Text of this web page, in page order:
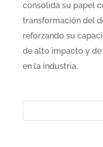
consolida su papel
transformación del
reforzando su
de alto impacto y
en la industria.